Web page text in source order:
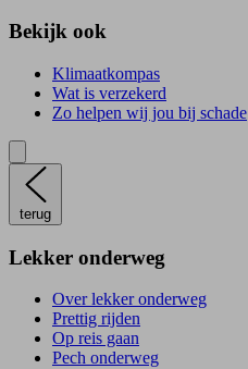
Bekijk ook
Klimaatkompas
Wat is verzekerd
Zo helpen wij jou bij schade
terug
Lekker onderweg
Over lekker onderweg
Prettig rijden
Op reis gaan
Pech onderweg